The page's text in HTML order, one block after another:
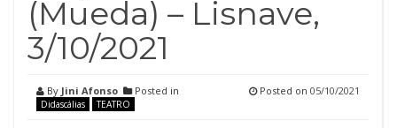
(Mueda) – Lisnave,
3/10/2021
By Jini Afonso Posted in
Didascálias TEATRO
Posted on 05/10/2021